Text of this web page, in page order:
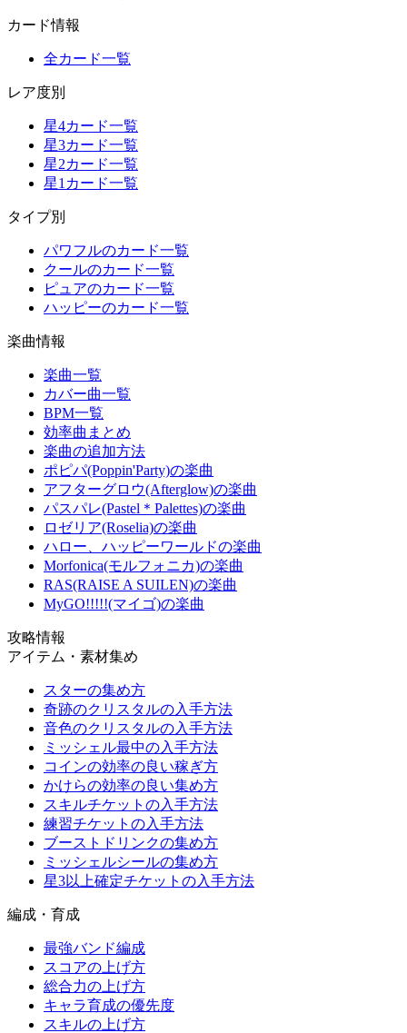
カード情報
全カード一覧
レア度別
星4カード一覧
星3カード一覧
星2カード一覧
星1カード一覧
タイプ別
パワフルのカード一覧
クールのカード一覧
ピュアのカード一覧
ハッピーのカード一覧
楽曲情報
楽曲一覧
カバー曲一覧
BPM一覧
効率曲まとめ
楽曲の追加方法
ポピパ(Poppin'Party)の楽曲
アフターグロウ(Afterglow)の楽曲
パスパレ(Pastel＊Palettes)の楽曲
ロゼリア(Roselia)の楽曲
ハロー、ハッピーワールドの楽曲
Morfonica(モルフォニカ)の楽曲
RAS(RAISE A SUILEN)の楽曲
MyGO!!!!!(マイゴ)の楽曲
攻略情報
アイテム・素材集め
スターの集め方
奇跡のクリスタルの入手方法
音色のクリスタルの入手方法
ミッシェル最中の入手方法
コインの効率の良い稼ぎ方
かけらの効率の良い集め方
スキルチケットの入手方法
練習チケットの入手方法
ブーストドリンクの集め方
ミッシェルシールの集め方
星3以上確定チケットの入手方法
編成・育成
最強バンド編成
スコアの上げ方
総合力の上げ方
キャラ育成の優先度
スキルの上げ方